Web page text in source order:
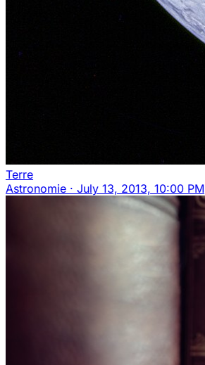
Terre
Astronomie · July 13, 2013, 10:00 PM